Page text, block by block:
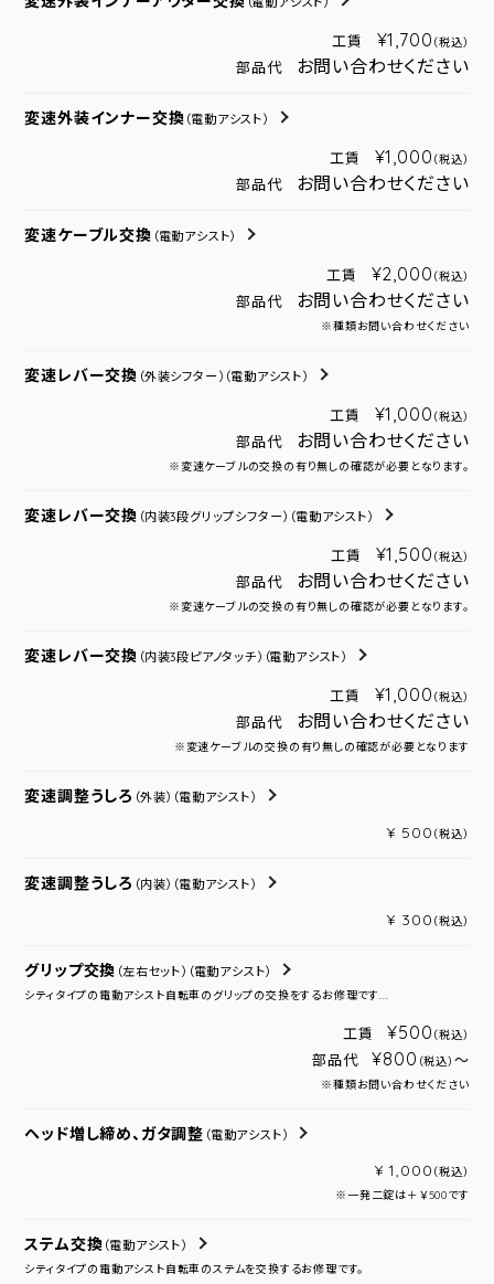
工賃 ¥1,700 （税込）
部品代 お問い合わせください
変速外装インナー交換 （電動アシスト）
工賃 ¥1,000 （税込）
部品代 お問い合わせください
変速ケーブル交換 （電動アシスト）
工賃 ¥2,000 （税込）
部品代 お問い合わせください
※種類お問い合わせください
変速レバー交換 （外装シフター） （電動アシスト）
工賃 ¥1,000 （税込）
部品代 お問い合わせください
※変速ケーブルの交換の有り無しの確認が必要となります。
変速レバー交換 （内装3段グリップシフター） （電動アシスト）
工賃 ¥1,500 （税込）
部品代 お問い合わせください
※変速ケーブルの交換の有り無しの確認が必要となります。
変速レバー交換 （内装3段ピアノタッチ） （電動アシスト）
工賃 ¥1,000 （税込）
部品代 お問い合わせください
※変速ケーブルの交換の有り無しの確認が必要となります
変速調整うしろ （外装） （電動アシスト）
¥ 500 （税込）
変速調整うしろ （内装） （電動アシスト）
¥ 300 （税込）
グリップ交換 （左右セット） （電動アシスト）
シティタイプの電動アシスト自転車のグリップの交換をするお修理です...
工賃 ¥500 （税込）
部品代 ¥800 （税込） ～
※種類お問い合わせください
ヘッド増し締め、ガタ調整 （電動アシスト）
¥ 1,000 （税込）
※一発二錠は＋￥500です
ステム交換 （電動アシスト）
シティタイプの電動アシスト自転車のステムを交換するお修理です。